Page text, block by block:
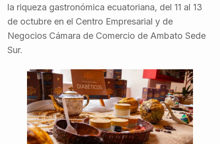
la riqueza gastronómica ecuatoriana, del 11 al 13
de octubre en el Centro Empresarial y de
Negocios Cámara de Comercio de Ambato Sede
Sur.